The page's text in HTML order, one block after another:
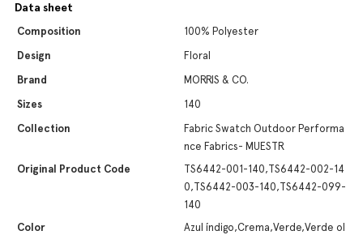
Data sheet
Composition
100% Polyester
Design
Floral
Brand
MORRIS & CO.
Sizes
140
Collection
Fabric Swatch Outdoor Performa
nce Fabrics- MUESTR
Original Product Code
TS6442-001-140,TS6442-002-14
0,TS6442-003-140,TS6442-099-
140
Color
Azul índigo,Crema,Verde,Verde ol